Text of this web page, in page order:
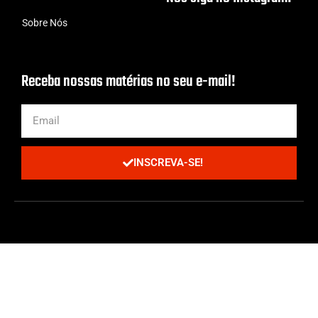
Sobre Nós
Receba nossas matérias no seu e-mail!
INSCREVA-SE!